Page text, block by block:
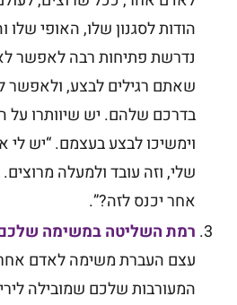
הודות לסגנון שלו, האופי שלו
נדרשת פתיחות רבה לאפשר
שאתם רגילים לבצע, ולאפשר
בדרכם שלהם. יש שיוותרו על
וימשיכו לבצע בעצמם. “יש
שלי, וזה עובד ולמעלה
אחר יכנס לזה?”.
רמת השליטה במשימה
עצם העברת משימה לאדם
המעורבות שלכם שמובילה